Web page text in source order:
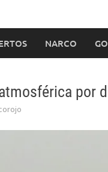
NARCO
por